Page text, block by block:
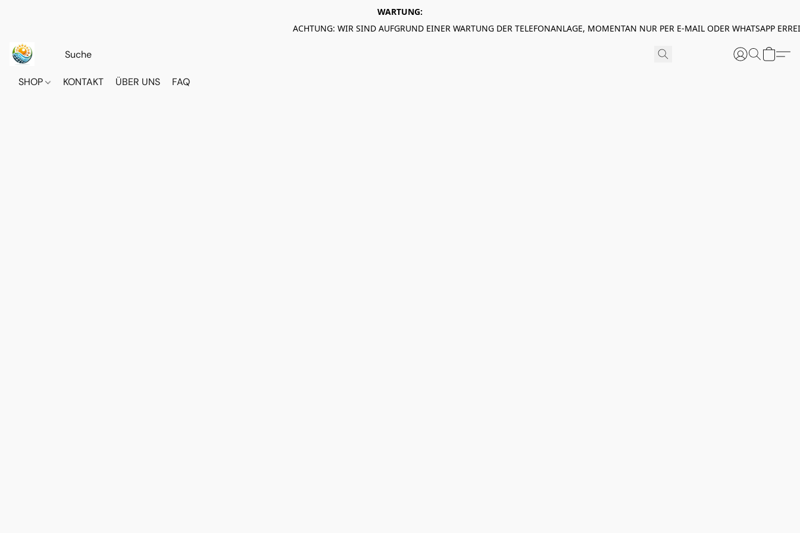
WARTUNG:
ACHTUNG: WIR SIND AUFGRUND EINER WARTUNG DER TELEFONANLAGE, MOMENTAN NUR PER E-MAIL ODER WHATSAPP
SHOP KONTAKT ÜBER UNS FAQ